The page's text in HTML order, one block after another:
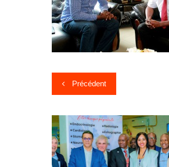
Précédent